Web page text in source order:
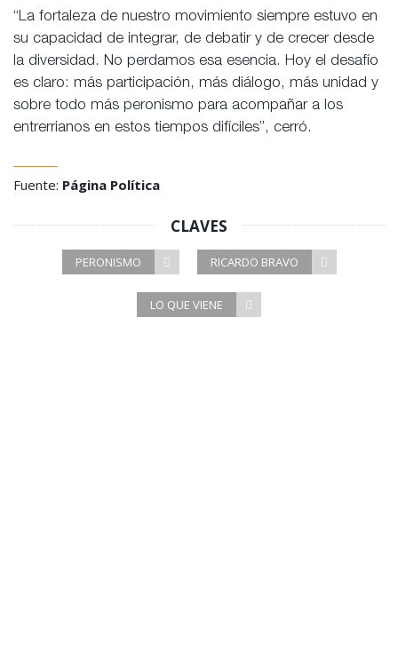
“La fortaleza de nuestro movimiento siempre estuvo en
su capacidad de integrar, de debatir y de crecer desde
la diversidad. No perdamos esa esencia. Hoy el desafío
es claro: más participación, más diálogo, más unidad y
sobre todo más peronismo para acompañar a los
entrerrianos en estos tiempos difíciles”, cerró.
Fuente: Página Política
CLAVES
PERONISMO RICARDO BRAVO
LO QUE VIENE